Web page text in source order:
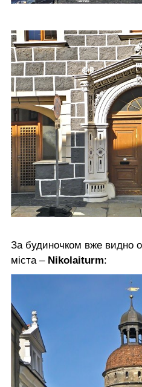
За будиночком вже видно
міста – Nikolaiturm: